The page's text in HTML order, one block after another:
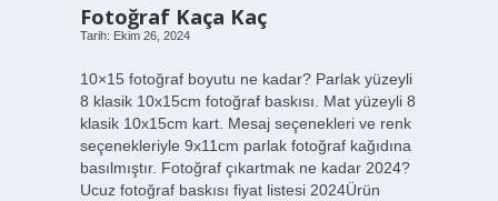
Fotoğraf Kaça Kaç
Tarih: Ekim 26, 2024
10×15 fotoğraf boyutu ne kadar? Parlak yüzeyli
8 klasik 10x15cm fotoğraf baskısı. Mat yüzeyli 8
klasik 10x15cm kart. Mesaj seçenekleri ve renk
seçenekleriyle 9x11cm parlak fotoğraf kağıdına
basılmıştır. Fotoğraf çıkartmak ne kadar 2024?
Ucuz fotoğraf baskısı fiyat listesi 2024Ürün